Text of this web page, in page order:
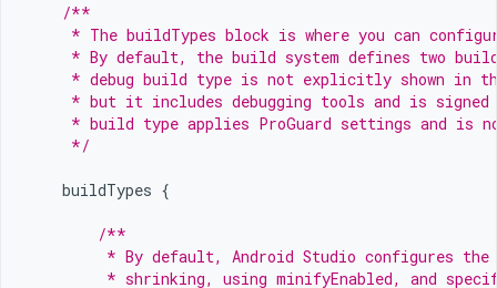
/**
* The buildTypes block is where you can
* By default, the build system defines two
* debug build type is not explicitly shown in
* but it includes debugging tools and is
* build type applies ProGuard settings and is
     */
buildTypes {
/**
* By default, Android Studio configures
* shrinking, using minifyEnabled, and